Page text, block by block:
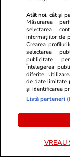
Vacanțe și
Atât noi, cât și
Măsurarea
selectarea
informațiilor de
Crearea
selectarea
publicitate
Înțelegerea
diferite.
de date limitate
și identificarea
Listă parteneri
VREAU